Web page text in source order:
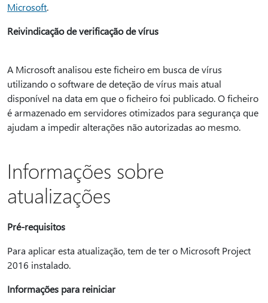
Microsoft.
Reivindicação de verificação de vírus
A Microsoft analisou este ficheiro em busca de vírus
utilizando o software de deteção de vírus mais atual
disponível na data em que o ficheiro foi publicado. O ficheiro
é armazenado em servidores otimizados para segurança que
ajudam a impedir alterações não autorizadas ao mesmo.
Informações sobre
atualizações
Pré-requisitos
Para aplicar esta atualização, tem de ter o Microsoft Project
2016 instalado.
Informações para reiniciar